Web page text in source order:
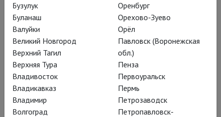
Вадим Рутковский
Мокрое дело
Сергей Женовач превратил
комедию Николая Гоголя «Ревизор»
в спектакль «Лабардан-с». Вышло
молодо и зелено
Бузулук
Буланаш
Валуйки
Великий Новгород
Верхний Тагил
Верхняя Тура
Владивосток
Владикавказ
Владимир
Волгоград
Оренбург
Орехово-Зуево
Орёл
Павловск (Воронежская
обл.)
Пенза
Первоуральск
Пермь
Петрозаводск
Петропавловск-